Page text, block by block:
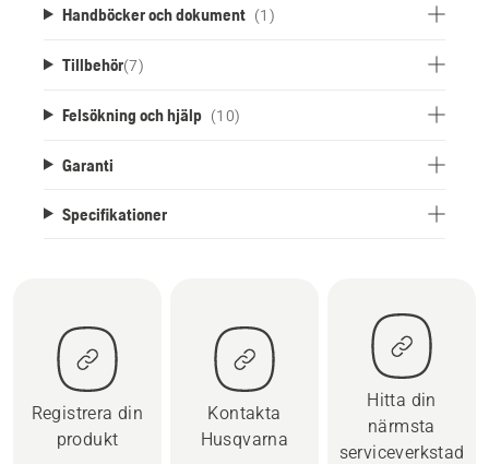
Handböcker och dokument (1)
Tillbehör(7)
Felsökning och hjälp (10)
Garanti
Specifikationer
Registrera din
produkt
Kontakta
Husqvarna
Hitta din
närmsta
serviceverkstad